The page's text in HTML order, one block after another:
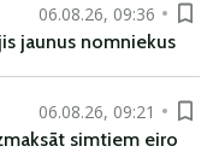
06.08.26, 09:36
jaunus nomniekus
06.08.26, 09:21
simtiem eiro